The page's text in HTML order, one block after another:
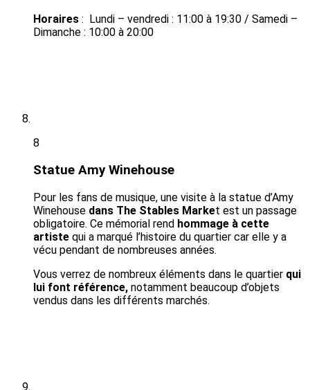
Horaires : Lundi – vendredi : 11:00 à 19:30 / Samedi –
Dimanche : 10:00 à 20:00
8
Statue Amy Winehouse
Pour les fans de musique, une visite à la statue d’Amy
Winehouse dans The Stables Market est un passage
obligatoire. Ce mémorial rend hommage à cette
artiste qui a marqué l’histoire du quartier car elle y a
vécu pendant de nombreuses années.
Vous verrez de nombreux éléments dans le quartier qui
lui font référence, notamment beaucoup d’objets
vendus dans les différents marchés.